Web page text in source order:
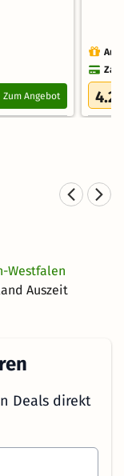
Zum Angebot 4.2
Westfalen
Auszeit
Deals direkt